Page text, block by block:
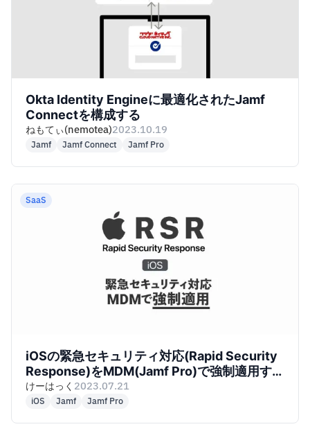
Okta Identity Engineに最適化されたJamf
Connectを構成する
ねもてぃ(nemotea)2023.10.19
Jamf Jamf Connect Jamf Pro
SaaS
iOSの緊急セキュリティ対応(Rapid Security
Response)をMDM(Jamf Pro)で強制適用する
方法
けーはっく 2023.07.21
iOS Jamf Jamf Pro